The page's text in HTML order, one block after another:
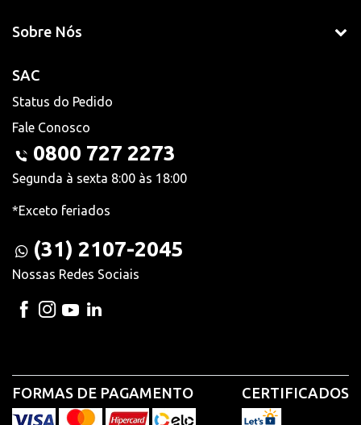
Sobre Nós
SAC
Status do Pedido
Fale Conosco
0800 727 2273
Segunda à sexta 8:00 às 18:00
*Exceto feriados
(31) 2107-2045
Nossas Redes Sociais
FORMAS DE PAGAMENTO CERTIFICADOS